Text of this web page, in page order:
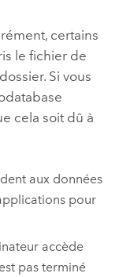
certains
le fichier de
Si vous
cela soit dû à
aux données
pour
accède
pas terminé